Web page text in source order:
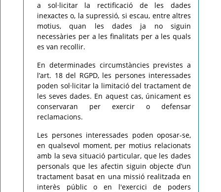
a sol·licitar la rectificació de les dades
inexactes o, la supressió, si escau, entre altres
motius, quan les dades ja no siguin
necessàries per a les finalitats per a les quals
es van recollir.
En determinades circumstàncies previstes a
l’art. 18 del RGPD, les persones interessades
poden sol·licitar la limitació del tractament de
les seves dades. En aquest cas, únicament es
conservaran per exercir o defensar
reclamacions.
Les persones interessades poden oposar-se,
en qualsevol moment, per motius relacionats
amb la seva situació particular, que les dades
personals que les afectin siguin objecte d’un
tractament basat en una missió realitzada en
interès públic o en l'exercici de poders